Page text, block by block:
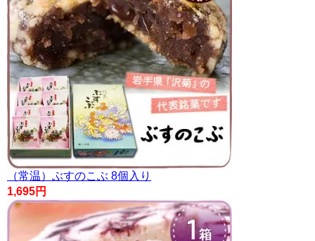
（常温）ぶすのこぶ 8個入り
1,695円